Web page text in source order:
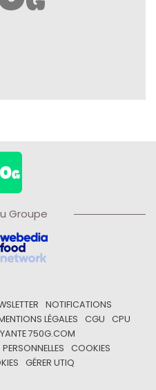
Groupe
NOTIFICATIONS
LÉGALES CGU
CPU
750G.COM
COOKIES
GÉRER UTIQ